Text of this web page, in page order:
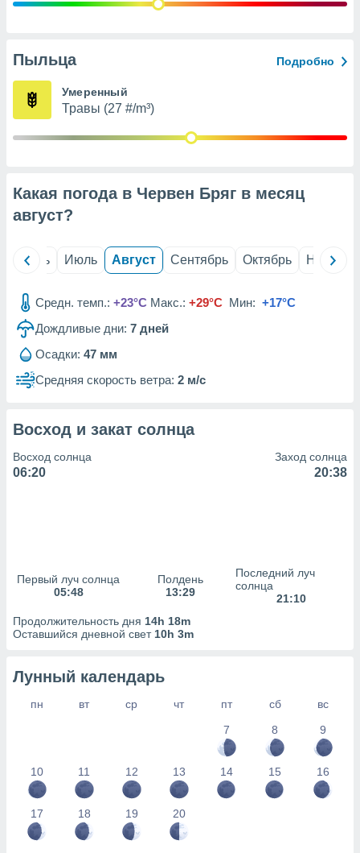
рекламы
сведения
1199
Пыльца Подробно
Умеренный
Травы (27 #/m³)
Какая погода в Червен Бряг в месяц
август?
Июнь Июль Август Сентябрь Октябрь Ноябрь
Средн. темп.: +23°C Макс.: +29°C Мин: +17°C
Дождливые дни: 7 дней
Осадки: 47 мм
Средняя скорость ветра: 2 м/с
Восход и закат солнца
Восход солнца
06:20
Заход солнца
20:38
Первый луч солнца
05:48
Полдень
13:29
Последний луч
солнца
21:10
Продолжительность дня 14h 18m
Оставшийся дневной свет 10h 3m
Лунный календарь
пн вт ср чт пт сб
вс
7
8 9
10 11 12 13 14 15 16
17 18 19 20